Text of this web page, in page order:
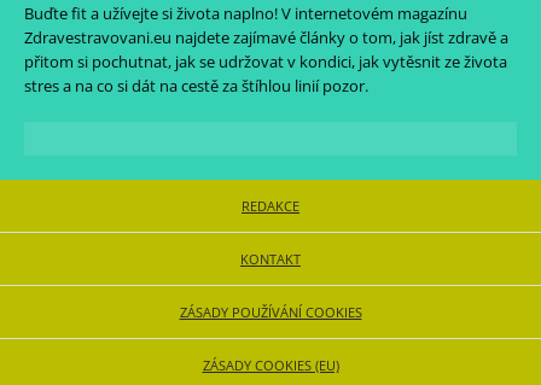
Buďte fit a užívejte si života naplno! V internetovém magazínu
Zdravestravovani.eu najdete zajímavé články o tom, jak jíst zdravě a
přitom si pochutnat, jak se udržovat v kondici, jak vytěsnit ze života
stres a na co si dát na cestě za štíhlou linií pozor.
REDAKCE
KONTAKT
ZÁSADY POUŽÍVÁNÍ COOKIES
ZÁSADY COOKIES (EU)